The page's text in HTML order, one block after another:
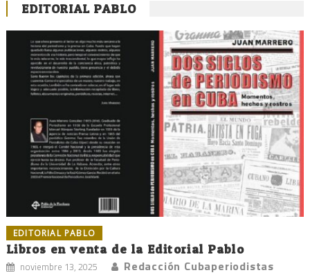
EDITORIAL PABLO
EDITORIAL PABLO
Libros en venta de la Editorial Pablo
noviembre 13, 2025 Redacción Cubaperiodistas